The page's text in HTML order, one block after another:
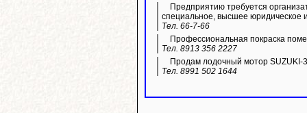
Предприятию требуется
специальное, высшее юридическое
Тел. 66-7-66
Профессиональная покраска
Тел. 8913 356 2227
Продам лодочный мотор SUZUKI-
Тел. 8991 502 1644